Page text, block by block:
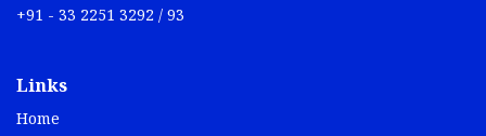
+91 - 33 2251 3292 / 93
Links
Home